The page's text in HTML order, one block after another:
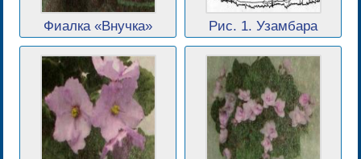
Фиалка «Внучка» Рис. 1. Узамбара